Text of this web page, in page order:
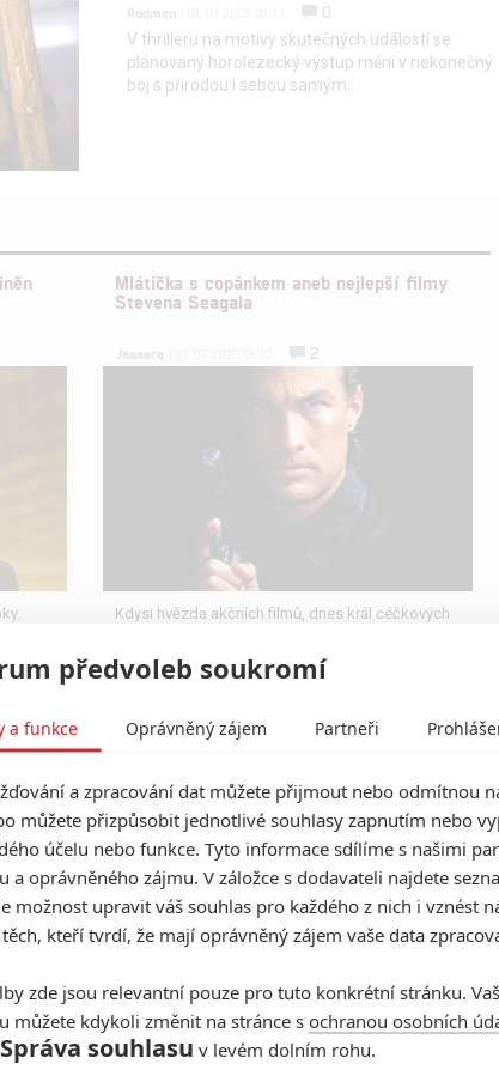
Rudmen
0
V thrilleru na motivy skutečných událostí se
plánovaný horolezecký výstup mění v nekonečný
boj s přírodou i sebou samým.
Mlátička s copánkem aneb nejlepší filmy
Stevena Seagala
Kdysi hvězda akčních filmů, dnes král céčkových
show nebo zvláštní velvyslanec Ruska.
Street Fighter: Film si vybírá
představitele zaporáků
Rudmen | 19.06.2025 14:28
0
Adaptace bojové videohry si pro záporáka sáhla
předvoleb soukromí
a funkce Oprávněný zájem Partneři
a zpracování dat můžete přijmout nebo odmítnou
můžete přizpůsobit jednotlivé souhlasy zapnutím nebo
účelu nebo funkce. Tyto informace sdílíme s našimi
a oprávněného zájmu. V záložce s dodavateli najdete
možnost upravit váš souhlas pro každého z nich i vznést
kteří tvrdí, že mají oprávněný zájem vaše data
zde jsou relevantní pouze pro tuto konkrétní stránku.
můžete kdykoli změnit na stránce s ochranou osobních
Správa souhlasu v levém dolním rohu.